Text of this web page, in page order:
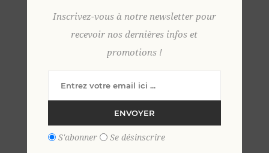
Inscrivez-vous à notre newsletter pour
recevoir nos dernières infos et
promotions !
ENVOYER
S'abonner Se désinscrire